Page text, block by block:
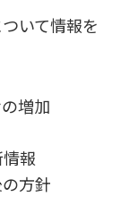
いて情報を
増加
報
方針